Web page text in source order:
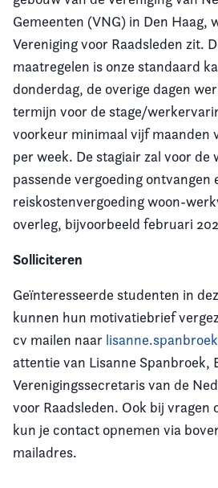
Gemeenten (VNG) in Den Haag,
Vereniging voor Raadsleden zit.
maatregelen is onze standaard
donderdag, de overige dagen
termijn voor de stage/
voorkeur minimaal vijf maanden
per week. De stagiair zal voor de
passende vergoeding ontvangen
reiskostenvergoeding woon-
overleg, bijvoorbeeld februari
Solliciteren
Geïnteresseerde studenten in
kunnen hun motivatiebrief
cv mailen naar
attentie van Lisanne Spanbroek,
Verenigingssecretarisvan de
voor Raadsleden. Ook bij vragen
kun je contact opnemen via
mailadres.